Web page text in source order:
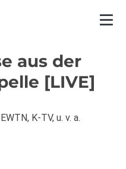
aus der
[LIVE]
K-TV, u. v. a.